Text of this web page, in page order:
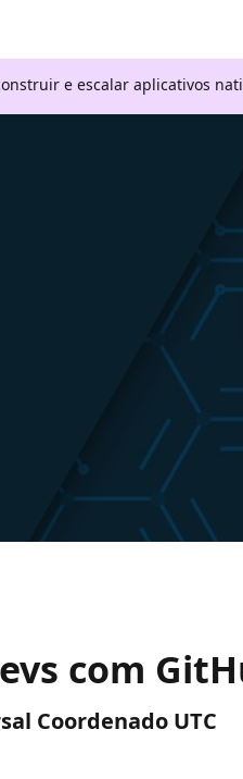
e escalar aplicativos
com
Coordenado UTC